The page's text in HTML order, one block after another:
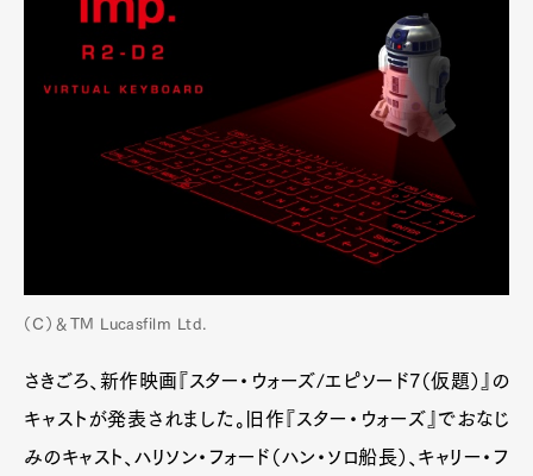
（C）＆TM Lucasfilm Ltd.
さきごろ、新作映画『スター・ウォーズ/エピソード7（仮題）』の
キャストが発表されました。旧作『スター・ウォーズ』でおなじ
みのキャスト、ハリソン・フォード（ハン・ソロ船長）、キャリー・フ